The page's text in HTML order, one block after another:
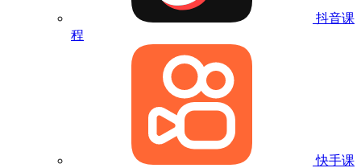
抖音课
程
快手课